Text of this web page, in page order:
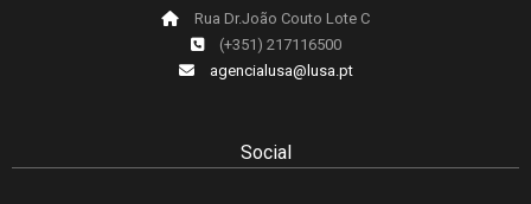
Rua Dr.João Couto Lote C
(+351) 217116500
agencialusa@lusa.pt
Social